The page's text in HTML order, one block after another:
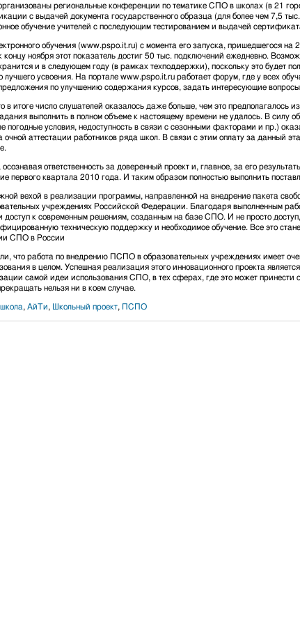
региональные конференции по тематике СПО в школах (в 21
с выдачей документа государственного образца (для более чем 7,5
обучение учителей с последующим тестированием и выдачей
обучения (www.pspo.it.ru) с момента его запуска, пришедшегося на
ноября этот показатель достиг 50 тыс. подключений ежедневно.
и в следующем году (в рамках техподдержки), поскольку это будет
лучшего усвоения. На портале www.pspo.it.ru работает форум, где у всех
по улучшению содержания курсов, задать интересующие
в итоге число слушателей оказалось даже больше, чем это предполагалось
выполнить в полном объеме к настоящему времени не удалось. В силу
погодные условия, недоступность в связи с сезонными факторами и пр.)
очной аттестации работников ряда школ. В связи с этим оплату за данный
ответственность за доверенный проект и, главное, за его
первого квартала 2010 года. И таким образом полностью выполнить
вехой в реализации программы, направленной на внедрение пакета
учреждениях Российской Федерации. Благодаря выполненным
доступ к современным решениям, созданным на базе СПО. И не просто
техническую поддержку и необходимое обучение. Все это
СПО в России
что работа по внедрению ПСПО в образовательных учреждениях имеет
в целом. Успешная реализация этого инновационного проекта
самой идеи использования СПО, в тех сферах, где это может
нельзя ни в коем случае.
школа, АйТи, Школьный проект, ПСПО